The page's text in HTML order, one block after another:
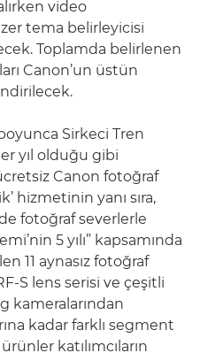
video
tema belirleyicisi
Toplamda belirlenen
Canon’un üstün
Sirkeci Tren
yıl olduğu gibi
Canon fotoğraf
hizmetinin yanı sıra,
fotoğraf severlerle
5 yılı” kapsamında
11 aynasız fotoğraf
S lens serisi ve çeşitli
kameralarından
kadar farklı segment
katılımcıların